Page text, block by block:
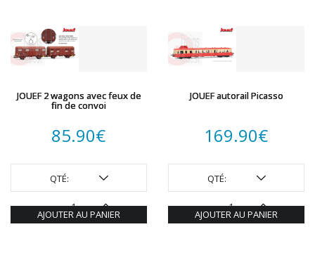
JOUEF 2 wagons avec feux de
fin de convoi
85.90€
QTÉ:
AJOUTER AU PANIER
JOUEF autorail Picasso
169.90€
QTÉ:
AJOUTER AU PANIER